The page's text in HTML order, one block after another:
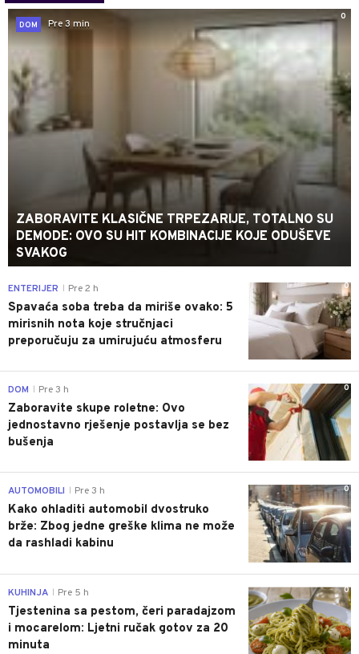
0
DOM
Pre 3 min
ZABORAVITE KLASIČNE TRPEZARIJE, TOTALNO SU
DEMODE: OVO SU HIT KOMBINACIJE KOJE ODUŠEVE
SVAKOG
0
ENTERIJER Pre 2 h
Spavaća soba treba da miriše ovako: 5
mirisnih nota koje stručnjaci
preporučuju za umirujuću atmosferu
0
DOM Pre 3 h
Zaboravite skupe roletne: Ovo
jednostavno rješenje postavlja se bez
bušenja
0
AUTOMOBILI Pre 3 h
Kako ohladiti automobil dvostruko
brže: Zbog jedne greške klima ne može
da rashladi kabinu
0
KUHINJA Pre 5 h
Tjestenina sa pestom, čeri paradajzom
i mocarelom: Ljetni ručak gotov za 20
minuta